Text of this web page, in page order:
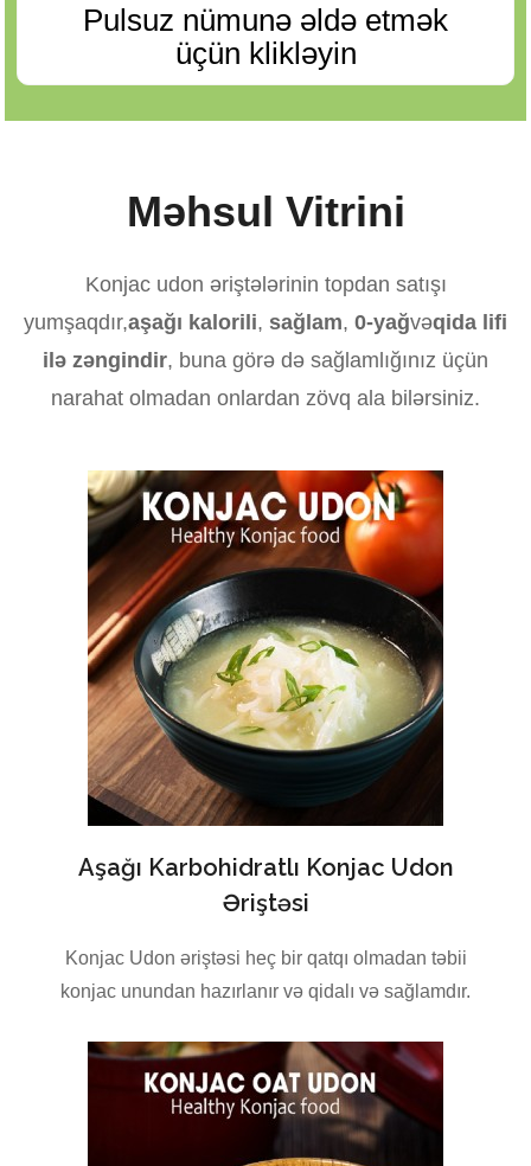
Pulsuz nümunə əldə etmək
üçün klikləyin
Məhsul Vitrini
Konjac udon əriştələrinin topdan satışı
yumşaqdır,aşağı kalorili, sağlam, 0-yağvəqida lifi
ilə zəngindir, buna görə də sağlamlığınız üçün
narahat olmadan onlardan zövq ala bilərsiniz.
Aşağı Karbohidratlı Konjac Udon
Əriştəsi
Konjac Udon əriştəsi heç bir qatqı olmadan təbii
konjac unundan hazırlanır və qidalı və sağlamdır.